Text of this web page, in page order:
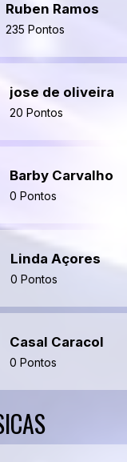
Ruben Ramos
235 Pontos
jose de oliveira
20 Pontos
Barby Carvalho
0 Pontos
Linda Açores
0 Pontos
Casal Caracol
0 Pontos